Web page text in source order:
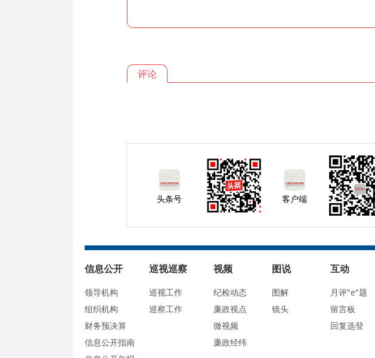
评论
头条号 客户端
信息公开
领导机构
组织机构
财务预决算
信息公开指南
巡视巡察
巡视工作
巡察工作
视频
纪检动态
廉政视点
微视频
廉政经纬
图说
图解
镜头
互动
月评"e"题
留言板
回复选登